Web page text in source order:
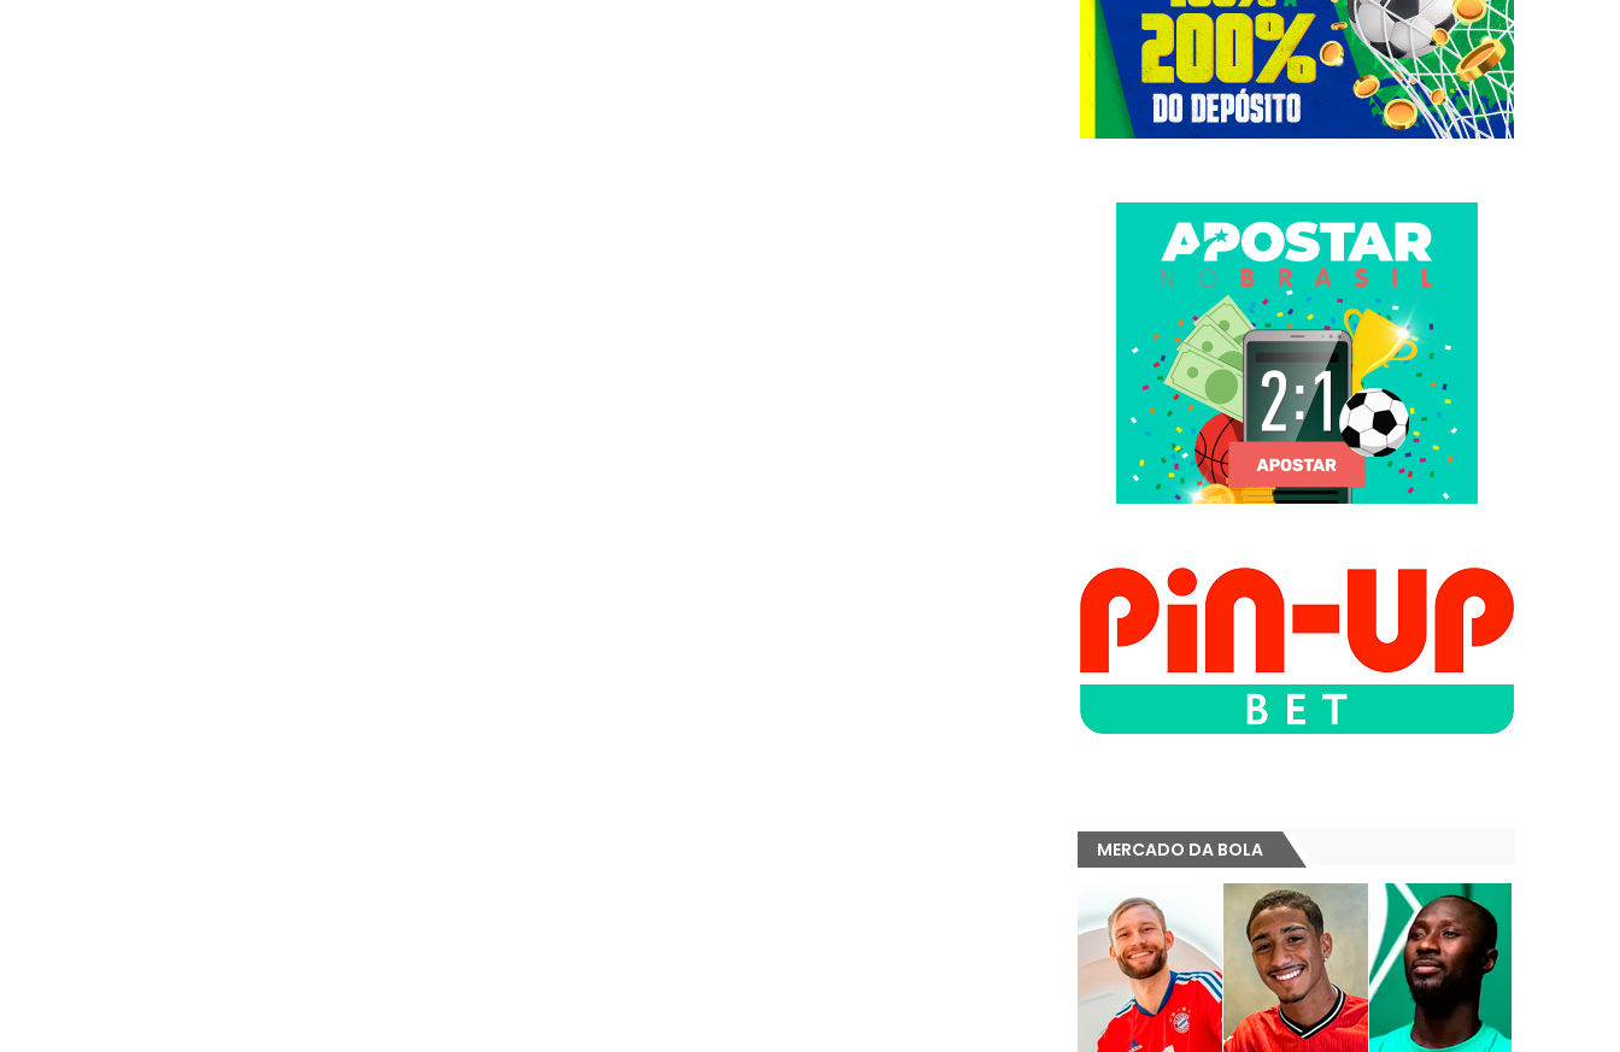
MERCADO DA BOLA